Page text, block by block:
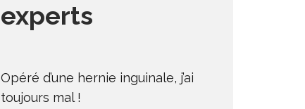
experts
Opéré d’une hernie inguinale, j’ai
toujours mal !